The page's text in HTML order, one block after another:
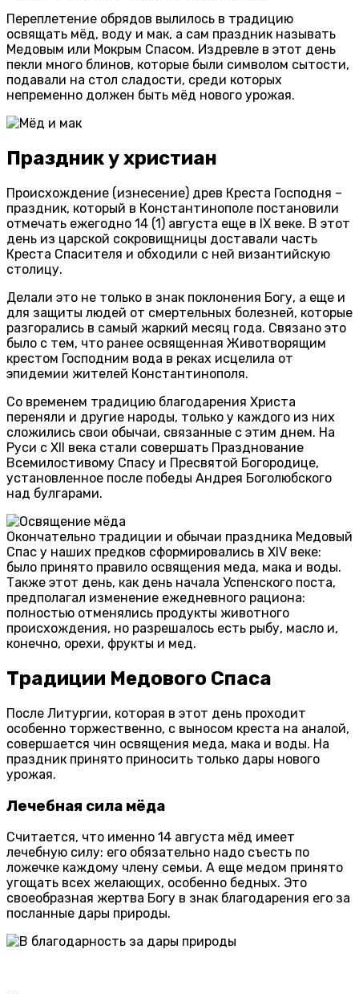
Переплетение обрядов вылилось в традицию
освящать мёд, воду и мак, а сам праздник называть
Медовым или Мокрым Спасом. Издревле в этот день
пекли много блинов, которые были символом сытости,
подавали на стол сладости, среди которых
непременно должен быть мёд нового урожая.
Праздник у христиан
Происхождение (изнесение) древ Креста Господня –
праздник, который в Константинополе постановили
отмечать ежегодно 14 (1) августа еще в IX веке. В этот
день из царской сокровищницы доставали часть
Креста Спасителя и обходили с ней византийскую
столицу.
Делали это не только в знак поклонения Богу, а еще и
для защиты людей от смертельных болезней, которые
разгорались в самый жаркий месяц года. Связано это
было с тем, что ранее освященная Животворящим
крестом Господним вода в реках исцелила от
эпидемии жителей Константинополя.
Со временем традицию благодарения Христа
переняли и другие народы, только у каждого из них
сложились свои обычаи, связанные с этим днем. На
Руси с XII века стали совершать Празднование
Всемилостивому Спасу и Пресвятой Богородице,
установленное после победы Андрея Боголюбского
над булгарами.
Окончательно традиции и обычаи праздника Медовый
Спас у наших предков сформировались в XIV веке:
было принято правило освящения меда, мака и воды.
Также этот день, как день начала Успенского поста,
предполагал изменение ежедневного рациона:
полностью отменялись продукты животного
происхождения, но разрешалось есть рыбу, масло и,
конечно, орехи, фрукты и мед.
Традиции Медового Спаса
После Литургии, которая в этот день проходит
особенно торжественно, с выносом креста на аналой,
совершается чин освящения меда, мака и воды. На
праздник принято приносить только дары нового
урожая.
Лечебная сила мёда
Считается, что именно 14 августа мёд имеет
лечебную силу: его обязательно надо съесть по
ложечке каждому члену семьи. А еще медом принято
угощать всех желающих, особенно бедных. Это
своеобразная жертва Богу в знак благодарения его за
посланные дары природы.